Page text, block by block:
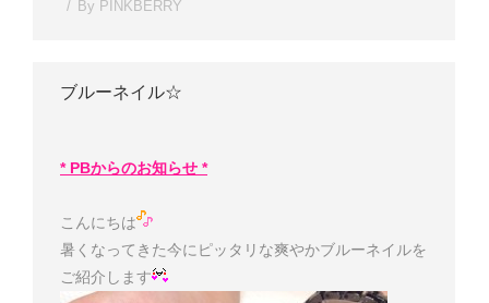
By PINKBERRY
ブルーネイル☆
* PBからのお知らせ *
こんにちは
暑くなってきた今にピッタリな爽やかブルーネイルを
ご紹介します